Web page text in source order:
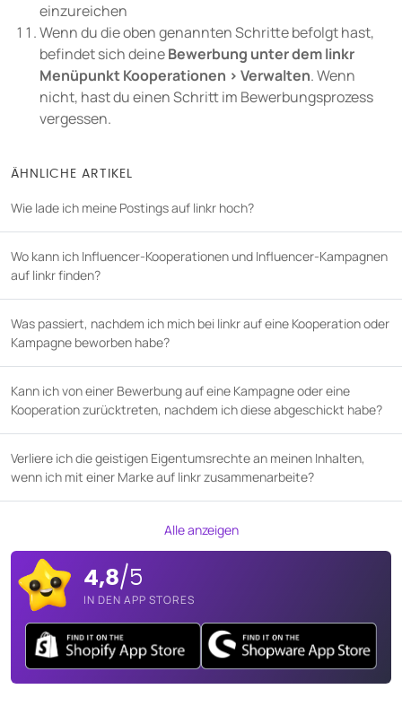
einzureichen
Wenn du die oben genannten Schritte befolgt hast,
befindet sich deineBewerbung unter dem linkr
Menüpunkt Kooperationen > Verwalten. Wenn
nicht, hast du einen Schritt im Bewerbungsprozess
vergessen.
ÄHNLICHE ARTIKEL
Wie lade ich meine Postings auf linkr hoch?
Wo kann ich Influencer-Kooperationen und Influencer-Kampagnen
auf linkr finden?
Was passiert, nachdem ich mich bei linkr auf eine Kooperation oder
Kampagne beworben habe?
Kann ich von einer Bewerbung auf eine Kampagne oder eine
Kooperation zurücktreten, nachdem ich diese abgeschickt habe?
Verliere ich die geistigen Eigentumsrechte an meinen Inhalten,
wenn ich mit einer Marke auf linkr zusammenarbeite?
Alle anzeigen
4,8/5
IN DEN APP STORES